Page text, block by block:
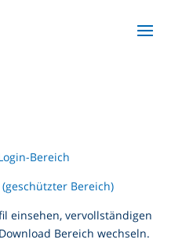
Bereich
Bereich)
einsehen, vervollständigen
Bereich wechseln.